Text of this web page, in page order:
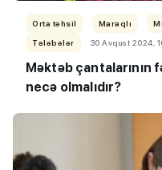
Orta təhsil Maraqlı
Tələbələr
30 Avqust 2024,
Məktəb çantalarının
necə olmalıdır?